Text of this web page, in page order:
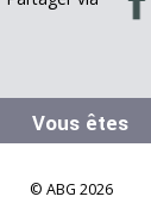
© ABG 2026